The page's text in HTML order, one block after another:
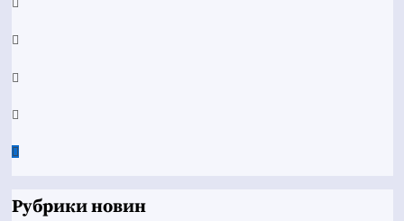
YouTube
Telegram
Instagram
Twitter
Google
Рубрики новин